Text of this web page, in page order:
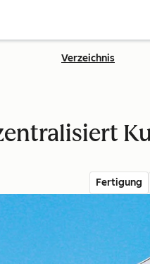
Verzeichnis
Fertigung